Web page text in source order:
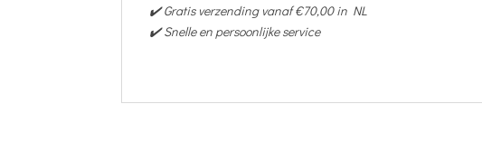
✔️ Gratis verzending vanaf €70,00 in NL
✔️ Snelle en persoonlijke service